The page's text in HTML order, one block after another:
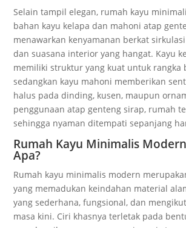
Selain tampil elegan, rumah kayu
bahan kayu kelapa dan mahoni atap
menawarkan kenyamanan berkat
dan suasana interior yang hangat. Kayu
memiliki struktur yang kuat untuk rangka
sedangkan kayu mahoni memberikan
halus pada dinding, kusen, maupun
penggunaan atap genteng sirap, rumah
sehingga nyaman ditempati sepanjang
Rumah Kayu Minimalis
Apa?
Rumah kayu minimalis modern
yang memadukan keindahan material
yang sederhana, fungsional, dan
masa kini. Ciri khasnya terletak pada